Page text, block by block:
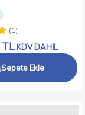
(1)
TL KDV DAHİL
Sepete Ekle